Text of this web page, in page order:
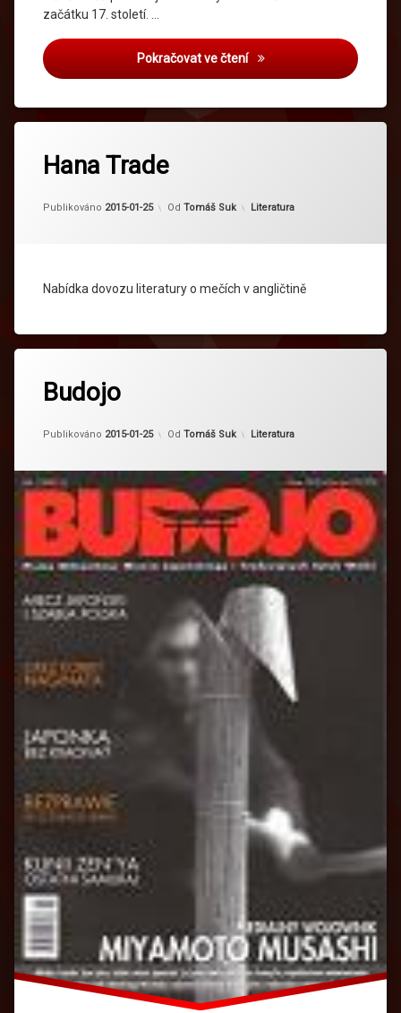
začátku 17. století. …
Pokračovat ve čteníOdborná literatura 1
Hana Trade
Publikováno 2015-01-25 Od Tomáš Suk Kategorie:
Literatura
Nabídka dovozu literatury o mečích v angličtině
Budojo
Publikováno 2015-01-25 Od Tomáš Suk Kategorie:
Literatura